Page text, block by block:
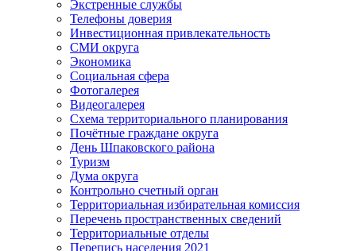
Экстренные службы
Телефоны доверия
Инвестиционная привлекательность
СМИ округа
Экономика
Социальная сфера
Фотогалерея
Видеогалерея
Схема территориального планирования
Почётные граждане округа
День Шпаковского района
Туризм
Дума округа
Контрольно счетный орган
Территориальная избирательная комиссия
Перечень пространственных сведений
Территориальные отделы
Перепись населения 2021